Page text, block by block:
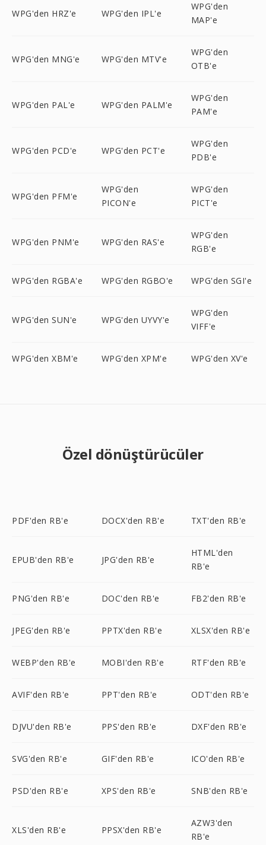
WPG'den HRZ'e WPG'den IPL'e
WPG'den
MAP'e
WPG'den MNG'e WPG'den MTV'e
WPG'den
OTB'e
WPG'den PAL'e WPG'den PALM'e
WPG'den
PAM'e
WPG'den PCD'e WPG'den PCT'e
WPG'den
PDB'e
WPG'den PFM'e
WPG'den
PICON'e
WPG'den
PICT'e
WPG'den PNM'e WPG'den RAS'e
WPG'den
RGB'e
WPG'den RGBA'e WPG'den RGBO'e WPG'den SGI'e
WPG'den SUN'e WPG'den UYVY'e
WPG'den
VIFF'e
WPG'den XBM'e WPG'den XPM'e WPG'den XV'e
Özel dönüştürücüler
PDF'den RB'e DOCX'den RB'e TXT'den RB'e
EPUB'den RB'e JPG'den RB'e
HTML'den
RB'e
PNG'den RB'e DOC'den RB'e FB2'den RB'e
JPEG'den RB'e PPTX'den RB'e XLSX'den RB'e
WEBP'den RB'e MOBI'den RB'e RTF'den RB'e
AVIF'den RB'e PPT'den RB'e ODT'den RB'e
DJVU'den RB'e PPS'den RB'e DXF'den RB'e
SVG'den RB'e GIF'den RB'e ICO'den RB'e
PSD'den RB'e XPS'den RB'e SNB'den RB'e
XLS'den RB'e PPSX'den RB'e
AZW3'den
RB'e